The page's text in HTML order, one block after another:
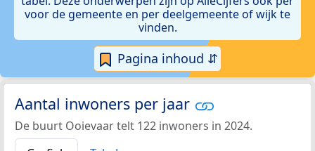
voor de gemeente en per deelgemeente of wijk te
vinden.
Pagina inhoud ⇵
Aantal inwoners per jaar
De buurt Ooievaar telt 122 inwoners in 2024.